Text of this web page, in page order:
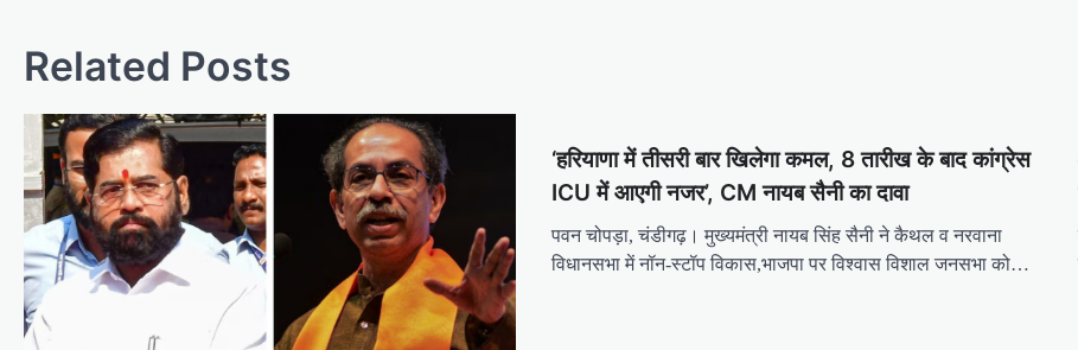
Related Posts
‘हरियाणा में तीसरी बार खिलेगा कमल, 8 तारीख के बाद कांग्रेस
ICU में आएगी नजर’, CM नायब सैनी का दावा
पवन चोपड़ा, चंडीगढ़। मुख्यमंत्री नायब सिंह सैनी ने कैथल व नरवाना
विधानसभा में नॉन-स्टॉप विकास,भाजपा पर विश्वास विशाल जनसभा को…